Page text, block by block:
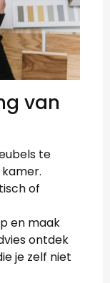
van
te
of
en maak
ontdek
je zelf niet